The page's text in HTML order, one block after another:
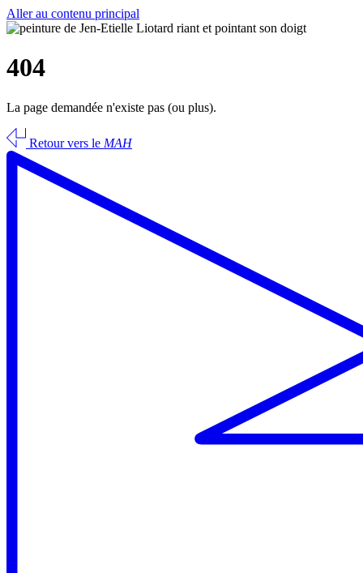
Aller au contenu principal
404
La page demandée n'existe pas (ou plus).
Retour vers le MAH